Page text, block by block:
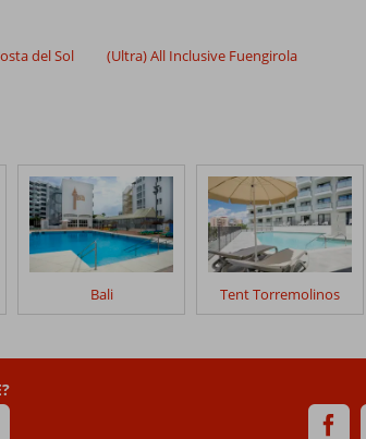
del Sol (Ultra) All Inclusive Fuengirola
Bali Tent Torremolinos